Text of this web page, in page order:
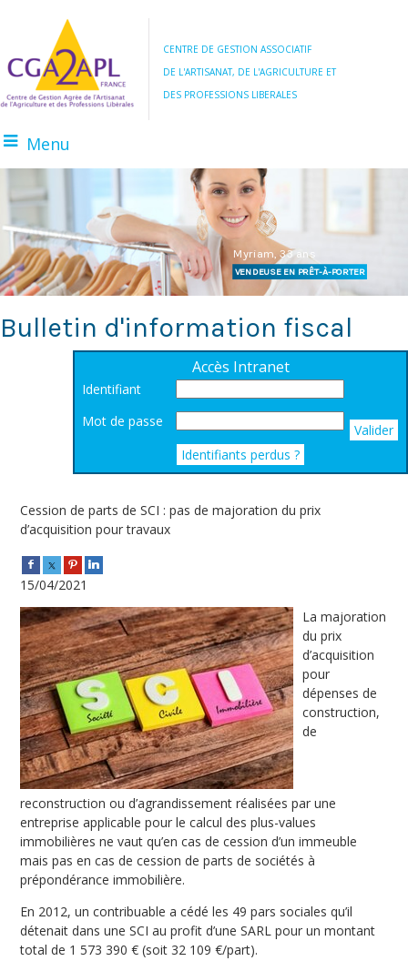
CENTRE DE GESTION ASSOCIATIF
DE L'ARTISANAT, DE L'AGRICULTURE ET
DES PROFESSIONS LIBERALES
Menu
Myriam, 33 ans
VENDEUSE EN PRÊT-À-PORTER
AGRICULTEUR
BOULANGER
Bulletin d'information fiscal
Accès Intranet
Identifiant
Mot de passe
Valider
Identifiants perdus ?
Cession de parts de SCI : pas de majoration du prix
d’acquisition pour travaux
15/04/2021
La majoration
du prix
d’acquisition
pour
dépenses de
construction,
de
reconstruction ou d’agrandissement réalisées par une
entreprise applicable pour le calcul des plus-values
immobilières ne vaut qu’en cas de cession d’un immeuble
mais pas en cas de cession de parts de sociétés à
prépondérance immobilière.
En 2012, un contribuable a cédé les 49 pars sociales qu’il
détenait dans une SCI au profit d’une SARL pour un montant
total de 1 573 390 € (soit 32 109 €/part).